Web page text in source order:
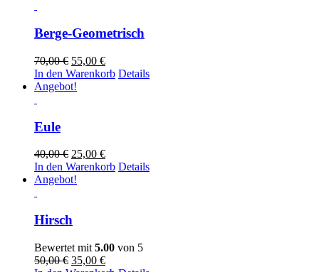
Berge-Geometrisch
70,00€ Ursprünglicher
Preis
war:
55,00 €Aktueller
Preis
In den Warenkorb Details
Angebot!
Eule
40,00€ Ursprünglicher
Preis
war:
25,00 €Aktueller
Preis
In den Warenkorb Details
Angebot!
Hirsch
Bewertet mit 5.00 von 5
50,00€ Ursprünglicher
35,00 €Aktueller